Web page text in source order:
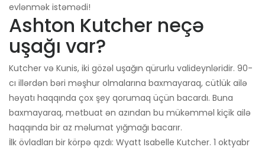
evlənmək istəmədi!
Ashton Kutcher neçə
uşağı var?
Kutcher və Kunis, iki gözəl uşağın qürurlu valideynləridir. 90-
cı illərdən bəri məşhur olmalarına baxmayaraq, cütlük ailə
həyatı haqqında çox şey qorumaq üçün bacardı. Buna
baxmayaraq, mətbuat ən azından bu mükəmməl kiçik ailə
haqqında bir az məlumat yığmağı bacarır.
İlk övladları bir körpə qızdı: Wyatt Isabelle Kutcher. 1 oktyabr